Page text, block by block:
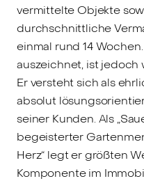
vermittelte Objekte
durchschnittliche
einmal rund 14
auszeichnet, ist jedoch
Er versteht sich als
absolut
seiner Kunden. Als
begeisterter
Herz“ legt er größten
Komponente im